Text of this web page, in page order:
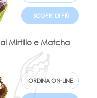
SCOPRI DI PIÙ
Mirtillo e Matcha
ORDINA ON-LINE